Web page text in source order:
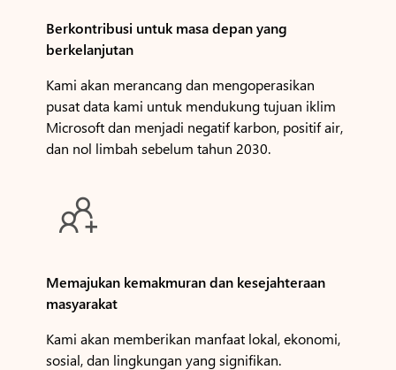
Berkontribusi untuk masa depan yang
berkelanjutan
Kami akan merancang dan mengoperasikan
pusat data kami untuk mendukung tujuan iklim
Microsoft dan menjadi negatif karbon, positif air,
dan nol limbah sebelum tahun 2030.

Memajukan kemakmuran dan kesejahteraan
masyarakat
Kami akan memberikan manfaat lokal, ekonomi,
sosial, dan lingkungan yang signifikan.